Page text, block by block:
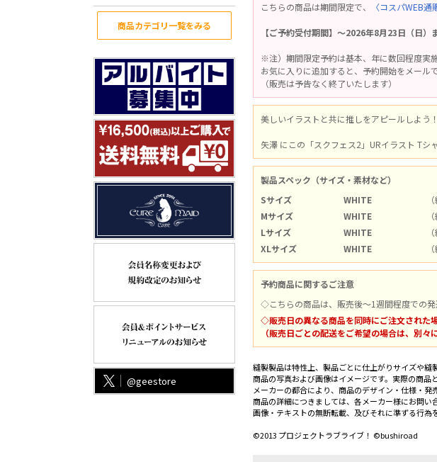
商品カテゴリ一覧をみる
@geestore
こちらの商品は期間限定で、 〈コスパWEB通
【ご予約受付期間】～2026年8月23日（日）
※注）期間限定予約は基本、年に数回程度実施
お気に入りに追加すると、予約開始をメール
（販売は予告なく終了いたします）
美しいイラストと共に推しをアピールしよう！
矢澤 にこの「スクフェス2」URイラスト Tシ
製品スペック（サイズ・素材など）
Sサイズ
WHITE
Mサイズ
WHITE
Lサイズ
WHITE
XLサイズ
WHITE
予約商品に関するご注意
◇こちらの商品は、販売後～1週間程度での発
◇販売日の異なる商品を同時にご注文された
（販売日ごとの配送をご希望の場合は、別
縫製製品は特性上、製品ごとに仕上がりサイズや縫
商品の写真および画像はイメージです。実際の商品
メーカーの都合により、商品のデザイン・仕様・発
商品の詳細につきましては、各メーカー様にお問い
画像・テキストの無断転載、及びそれに準ずる行為
©2013 プロジェクトラブライブ！ ©bushiroad